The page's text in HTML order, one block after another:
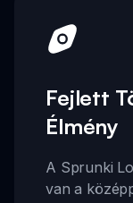
Fejlett
Élmény
A Sprunki
van a